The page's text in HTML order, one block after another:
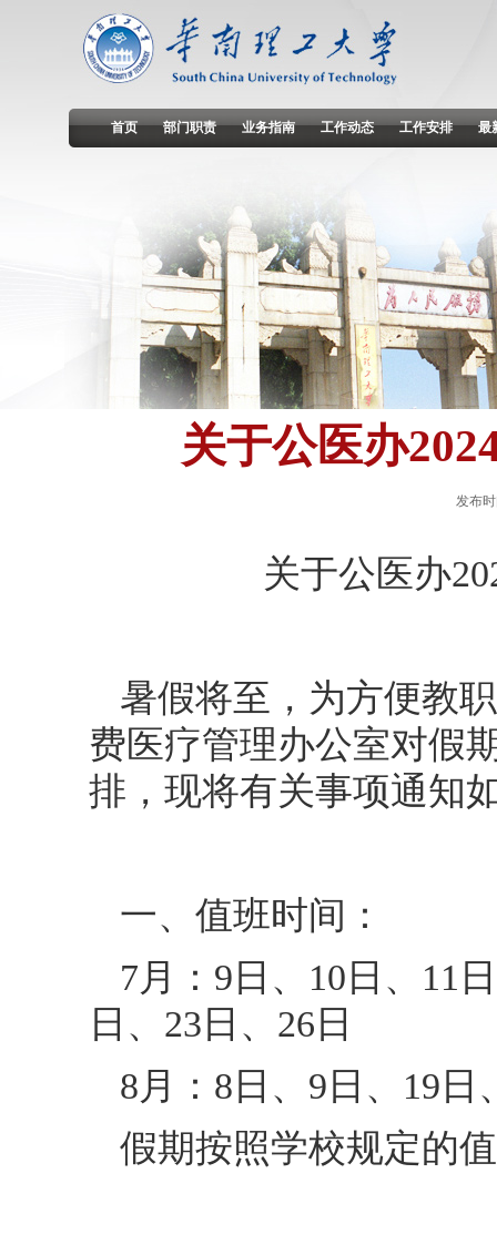
首页 部门职责 业务指南 工作动态 工作安排 最
关于公医办
发布
关于公医办
暑假将至，为方便教
费医疗管理办公室对假
排，现将有关事项通知
一、值班时间：
7月：9日、10日、11
日、23日、26日
8月：8日、9日、19日
假期按照学校规定的